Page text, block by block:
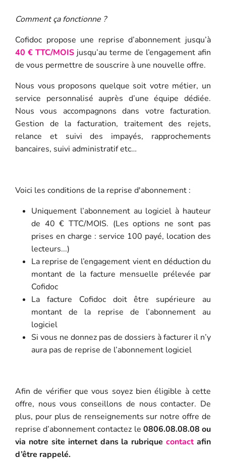
Comment ça fonctionne ?
Cofidoc propose une reprise d’abonnement jusqu’à
40 € TTC/MOIS jusqu’au terme de l’engagement afin
de vous permettre de souscrire à une nouvelle offre.
Nous vous proposons quelque soit votre métier, un
service personnalisé auprès d’une équipe dédiée.
Nous vous accompagnons dans votre facturation.
Gestion de la facturation, traitement des rejets,
relance et suivi des impayés, rapprochements
bancaires, suivi administratif etc…
Voici les conditions de la reprise d'abonnement :
Uniquement l’abonnement au logiciel à hauteur
de 40 € TTC/MOIS. (Les options ne sont pas
prises en charge : service 100 payé, location des
lecteurs...)
La reprise de l’engagement vient en déduction du
montant de la facture mensuelle prélevée par
Cofidoc
La facture Cofidoc doit être supérieure au
montant de la reprise de l’abonnement au
logiciel
Si vous ne donnez pas de dossiers à facturer il n’y
aura pas de reprise de l’abonnement logiciel
Afin de vérifier que vous soyez bien éligible à cette
offre, nous vous conseillons de nous contacter. De
plus, pour plus de renseignements sur notre offre de
reprise d’abonnement contactez le 0806.08.08.08 ou
via notre site internet dans la rubriquecontactafin
d’être rappelé.